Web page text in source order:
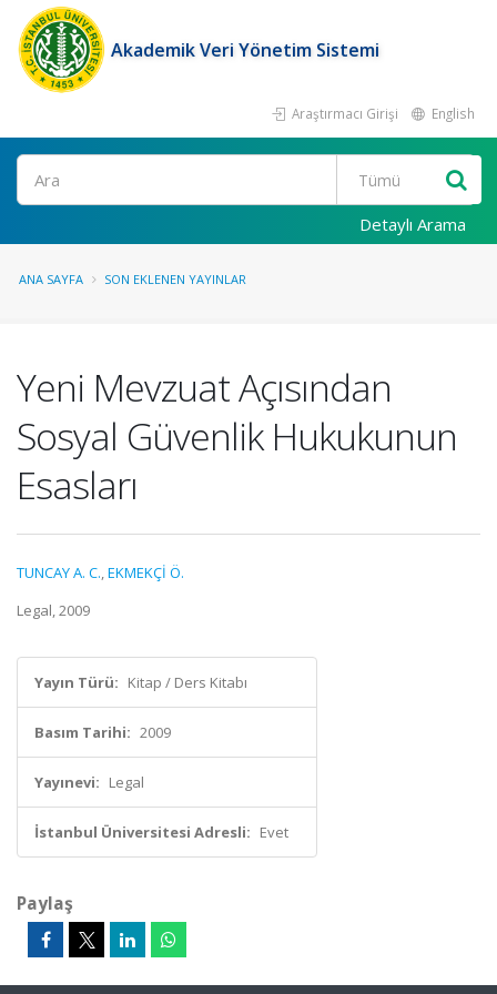
Akademik Veri Yönetim Sistemi
Araştırmacı Girişi English
Ara
Detaylı Arama
ANA SAYFA SON EKLENEN YAYINLAR
Yeni Mevzuat Açısından
Sosyal Güvenlik Hukukunun
Esasları
TUNCAY A. C.,EKMEKÇİ Ö.
Legal, 2009
Yayın Türü: Kitap / Ders Kitabı
Basım Tarihi: 2009
Yayınevi: Legal
İstanbul Üniversitesi Adresli: Evet
Paylaş